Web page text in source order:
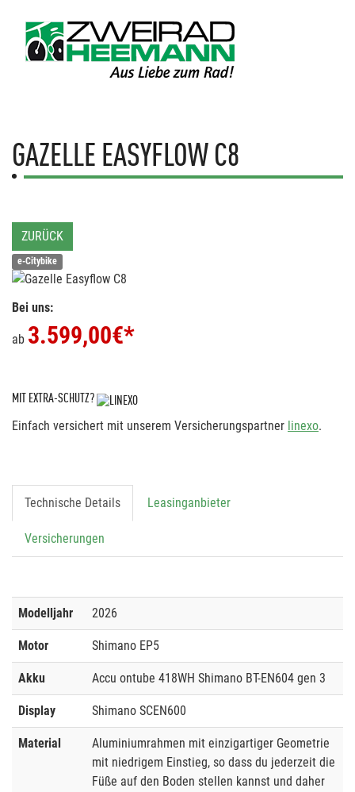
GAZELLE EASYFLOW C8
ZURÜCK
e-Citybike
Bei uns:
ab 3.599,00€*
MIT EXTRA-SCHUTZ?
Einfach versichert mit unserem Versicherungspartner linexo.
Technische Details Leasinganbieter
Versicherungen
Modelljahr 2026
Motor Shimano EP5
Akku Accu ontube 418WH Shimano BT-EN604 gen 3
Display Shimano SCEN600
Material
Aluminiumrahmen mit einzigartiger Geometrie
mit niedrigem Einstieg, so dass du jederzeit die
Füße auf den Boden stellen kannst und daher